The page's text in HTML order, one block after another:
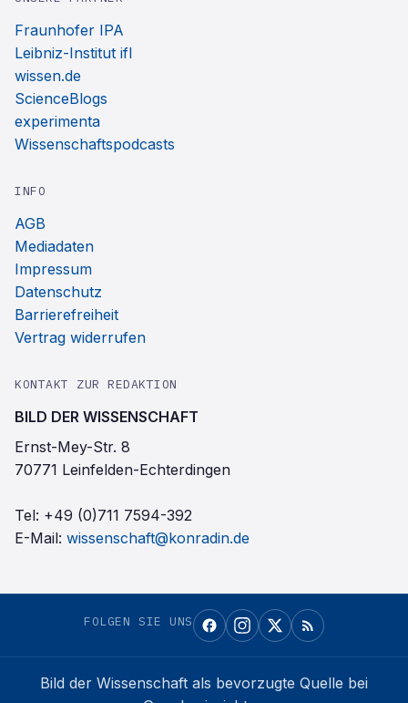
Fraunhofer IPA
Leibniz-Institut ifl
wissen.de
ScienceBlogs
experimenta
Wissenschaftspodcasts
INFO
AGB
Mediadaten
Impressum
Datenschutz
Barrierefreiheit
Vertrag widerrufen
KONTAKT ZUR REDAKTION
BILD DER WISSENSCHAFT
Ernst-Mey-Str. 8
70771 Leinfelden-Echterdingen
Tel: +49 (0)711 7594-392
E-Mail: wissenschaft@konradin.de
FOLGEN SIE UNS
Bild der Wissenschaft als bevorzugte Quelle bei